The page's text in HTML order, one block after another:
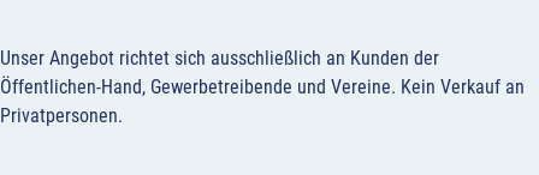
Unser Angebot richtet sich ausschließlich an Kunden der
Öffentlichen-Hand, Gewerbetreibende und Vereine. Kein Verkauf an
Privatpersonen.